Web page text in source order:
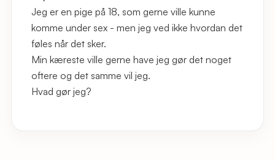
Jeg er en pige på 18, som gerne ville kunne
komme under sex - men jeg ved ikke hvordan det
føles når det sker.
Min kæreste ville gerne have jeg gør det noget
oftere og det samme vil jeg.
Hvad gør jeg?